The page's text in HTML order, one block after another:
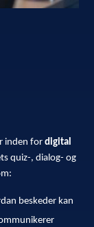
inden fordigital
quiz-, dialog- og
beskeder kan